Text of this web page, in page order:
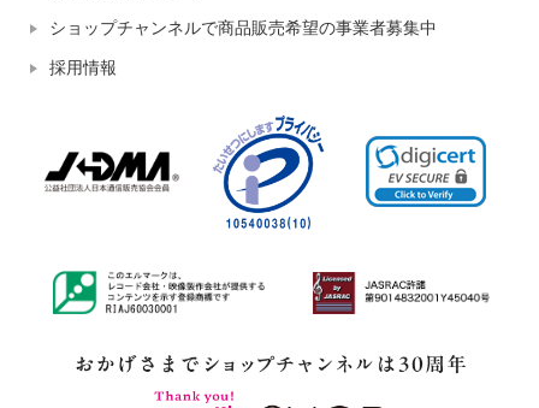
ショップチャンネルで商品販売希望の事業者募集中
採用情報